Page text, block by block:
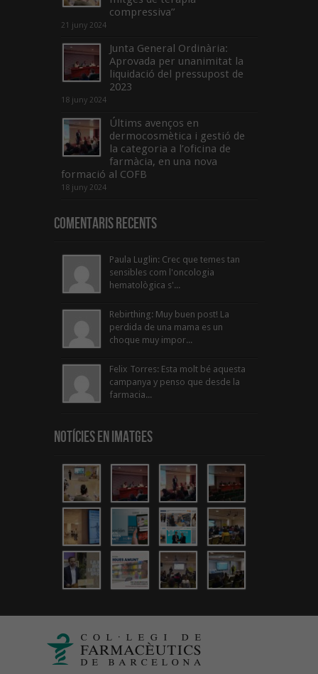
compressiva”
21 juny 2024
Junta General Ordinària:
Aprovada per unanimitat la
liquidació del pressupost de
2023
18 juny 2024
Últims avenços en
dermocosmètica i gestió de
la categoria a l’oficina de
farmàcia, en una nova
formació al COFB
18 juny 2024
Comentaris Recents
Paula Luglin: Crec que temes tan
sensibles com l'oncologia
hematològica s'...
Rebirthing: Muy buen post! La
perdida de una mama es un
choque muy impor...
Felix Torres: Esta molt bé aquesta
campanya y penso que desde la
farmacia...
Notícies en Imatges